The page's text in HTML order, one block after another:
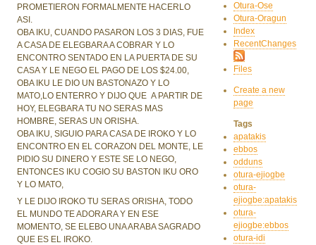
PROMETIERON FORMALMENTE HACERLO
ASI.
OBA IKU, CUANDO PASARON LOS 3 DIAS, FUE
A CASA DE ELEGBARA A COBRAR Y LO
ENCONTRO SENTADO EN LA PUERTA DE SU
CASA Y LE NEGO EL PAGO DE LOS $24.00,
OBA IKU LE DIO UN BASTONAZO Y LO
MATO,LO ENTERRO Y DIJO QUE A PARTIR DE
HOY, ELEGBARA TU NO SERAS MAS
HOMBRE, SERAS UN ORISHA.
OBA IKU, SIGUIO PARA CASA DE IROKO Y LO
ENCONTRO EN EL CORAZON DEL MONTE, LE
PIDIO SU DINERO Y ESTE SE LO NEGO,
ENTONCES IKU COGIO SU BASTON IKU ORO
Y LO MATO,
Y LE DIJO IROKO TU SERAS ORISHA, TODO
EL MUNDO TE ADORARA Y EN ESE
MOMENTO, SE ELEBO UNA ARABA SAGRADO
QUE ES EL IROKO.
Otura-Ose
Otura-Oragun
Index
RecentChanges
Files
Create a new
page
Tags
apatakis
ebbos
odduns
otura-ejiogbe
otura-
ejiogbe:apatakis
otura-
ejiogbe:ebbos
otura-idi